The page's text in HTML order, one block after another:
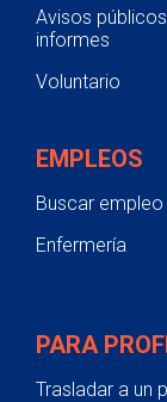
Avisos
informes
Voluntario
EMPLEOS
Buscar empleo
Enfermería
PARA
Trasladar a un